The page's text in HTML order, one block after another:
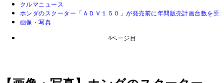
クルマニュース
ホンダのスクーター「ＡＤＶ１５０」が発売前に年間販売計画台数を受
画像・写真
4ページ目